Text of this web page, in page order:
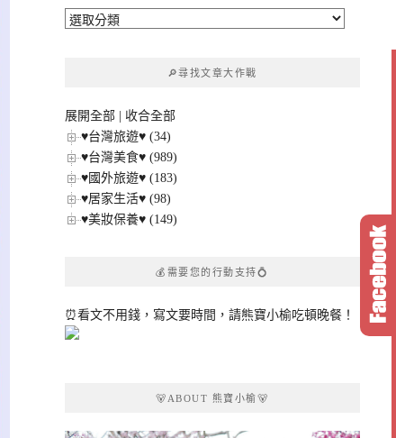
🔎
🔎尋找文章大作戰
展開全部
收合全部
♥台灣旅遊♥ (34)
♥台灣美食♥ (989)
♥國外旅遊♥ (183)
♥居家生活♥ (98)
♥美妝保養♥ (149)
💰需要您的行動支持💍
⏰看文不用錢，寫文要時間，請熊寶小榆吃頓晚餐！
🐻ABOUT 熊寶小榆🐻